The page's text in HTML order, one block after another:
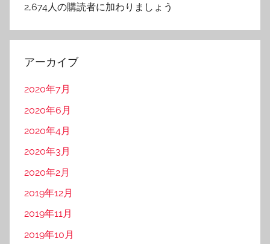
ス
2,674人の購読者に加わりましょう
アーカイブ
2020年7月
2020年6月
2020年4月
2020年3月
2020年2月
2019年12月
2019年11月
2019年10月